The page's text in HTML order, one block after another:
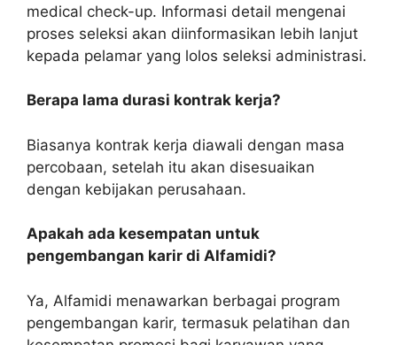
medical check-up. Informasi detail mengenai
proses seleksi akan diinformasikan lebih lanjut
kepada pelamar yang lolos seleksi administrasi.
Berapa lama durasi kontrak kerja?
Biasanya kontrak kerja diawali dengan masa
percobaan, setelah itu akan disesuaikan
dengan kebijakan perusahaan.
Apakah ada kesempatan untuk
pengembangan karir di Alfamidi?
Ya, Alfamidi menawarkan berbagai program
pengembangan karir, termasuk pelatihan dan